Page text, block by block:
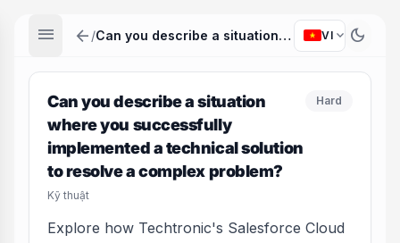
menu arrow_back / Can you describe a situation where you successfully implemented a technical solution to resolve a complex problem? VI expand_more dark_mode
Can you describe a situation
where you successfully
implemented a technical solution
to resolve a complex problem?
Kỹ thuật
Hard
Explore how Techtronic's Salesforce Cloud